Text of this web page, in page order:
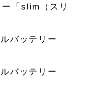
「slim（スリ
バッテリー
バッテリー